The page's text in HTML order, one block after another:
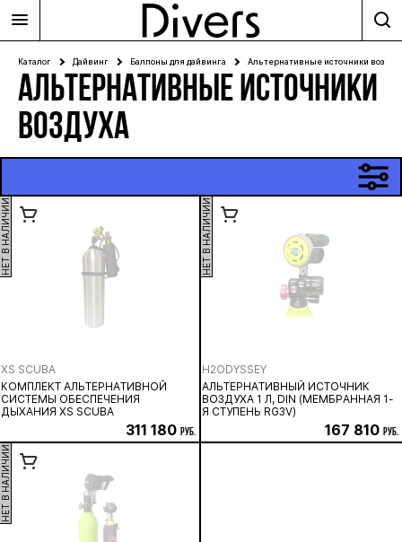
АЛЬТЕРНАТИВНЫЕ ИСТОЧНИКИ
ВОЗДУХА
Каталог Дайвинг Баллоны для дайвинга Альтернативные источники воздуха
НЕТ В НАЛИЧИИ
XS SCUBA
КОМПЛЕКТ АЛЬТЕРНАТИВНОЙ
СИСТЕМЫ ОБЕСПЕЧЕНИЯ
ДЫХАНИЯ XS SCUBA
311 180 руб.
НЕТ В НАЛИЧИИ
H2ODYSSEY
АЛЬТЕРНАТИВНЫЙ ИСТОЧНИК
ВОЗДУХА 1 Л, DIN (МЕМБРАННАЯ 1-
Я СТУПЕНЬ RG3V)
167 810 руб.
НЕТ В НАЛИЧИИ